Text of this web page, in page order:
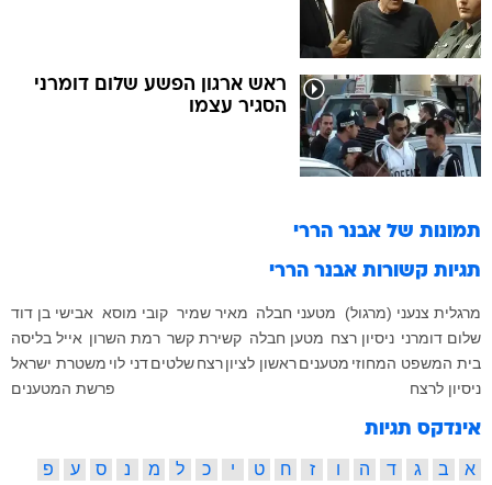
ראש ארגון הפשע שלום דומרני
הסגיר עצמו
תמונות של אבנר הררי
תגיות קשורות אבנר הררי
מרגלית צנעני (מרגול) מטעני חבלה מאיר שמיר קובי מוסא אבישי בן דוד
שלום דומרני ניסיון רצח מטען חבלה קשירת קשר רמת השרון אייל בליסה
בית המשפט המחוזי מטעניםראשון לציוןרצחשלטיםדני לוי משטרת ישראל
ניסיון לרצח
פרשת המטענים
אינדקס תגיות
א ב ג ד ה ו ז ח ט י כ ל מ נ ס ע
פ